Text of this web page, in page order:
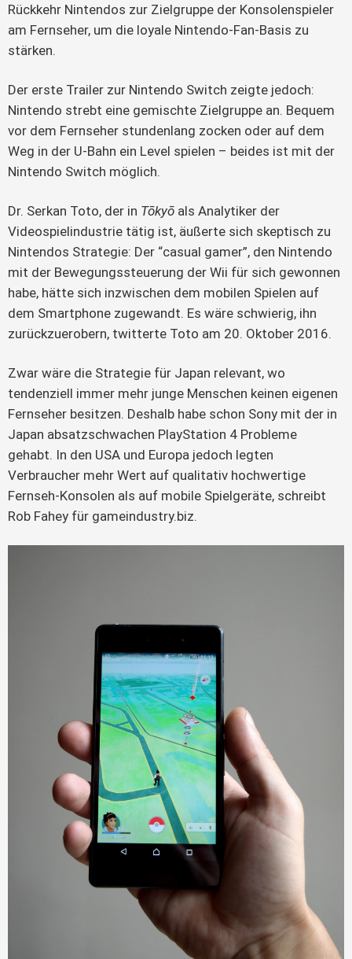
Rückkehr Nintendos zur Zielgruppe der Konsolenspieler
am Fernseher, um die loyale Nintendo-Fan-Basis zu
stärken.
Der erste Trailer zur Nintendo Switch zeigte jedoch:
Nintendo strebt eine gemischte Zielgruppe an. Bequem
vor dem Fernseher stundenlang zocken oder auf dem
Weg in der U-Bahn ein Level spielen – beides ist mit der
Nintendo Switch möglich.
Dr. Serkan Toto, der in Tōkyō als Analytiker der
Videospielindustrie tätig ist, äußerte sich skeptisch zu
Nintendos Strategie: Der “casual gamer”, den Nintendo
mit der Bewegungssteuerung der Wii für sich gewonnen
habe, hätte sich inzwischen dem mobilen Spielen auf
dem Smartphone zugewandt. Es wäre schwierig, ihn
zurückzuerobern, twitterte Toto am 20. Oktober 2016.
Zwar wäre die Strategie für Japan relevant, wo
tendenziell immer mehr junge Menschen keinen eigenen
Fernseher besitzen. Deshalb habe schon Sony mit der in
Japan absatzschwachen PlayStation 4 Probleme
gehabt. In den USA und Europa jedoch legten
Verbraucher mehr Wert auf qualitativ hochwertige
Fernseh-Konsolen als auf mobile Spielgeräte, schreibt
Rob Fahey für gameindustry.biz.